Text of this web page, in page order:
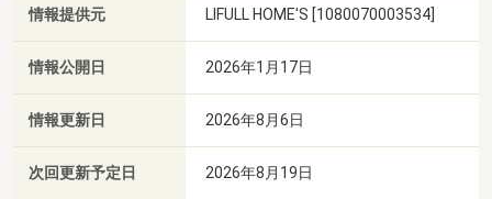
情報提供元 LIFULL HOME'S [1080070003534]
情報公開日 2026年1月17日
情報更新日 2026年8月6日
次回更新予定日 2026年8月19日